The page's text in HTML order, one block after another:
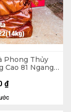
Phong Thủy
Cao 81 Ngang
₫